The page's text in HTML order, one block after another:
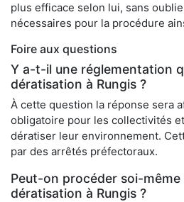
plus efficace selon lui, sans
nécessaires pour la procédure
Foire aux questions
Y a-t-il une réglementation
dératisation à Rungis ?
À cette question la réponse sera
obligatoire pour les collectivités
dératiser leur environnement.
par des arrêtés préfectoraux.
Peut-on procéder soi-
dératisation à Rungis ?